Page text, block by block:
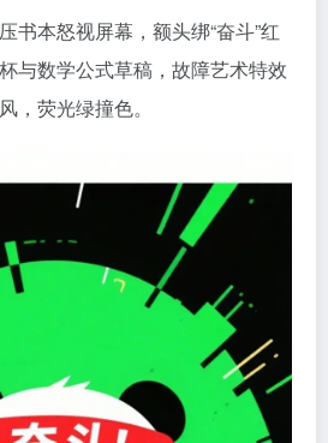
书本怒视屏幕，额头绑“奋斗”红
与数学公式草稿，故障艺术特效
，荧光绿撞色。